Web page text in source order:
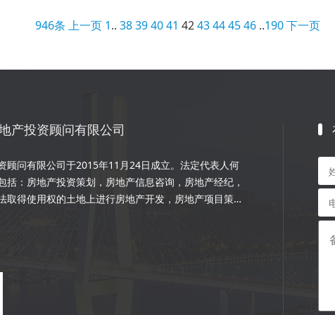
946条 上一页 1.. 38 39 40 41 42 43 44 45 46..190 下一页
产投资顾问有限公司
顾问有限公司于2015年11月24日成立。法定代表人何
括：房地产投资策划，房地产信息咨询，房地产经纪，
取得使用权的土地上进行房地产开发，房地产项目策